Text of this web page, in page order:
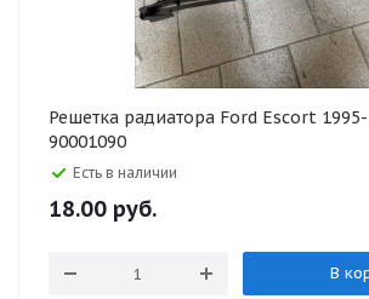
Решетка радиатора Ford Escort
90001090
Есть в наличии
18.00 руб.
В